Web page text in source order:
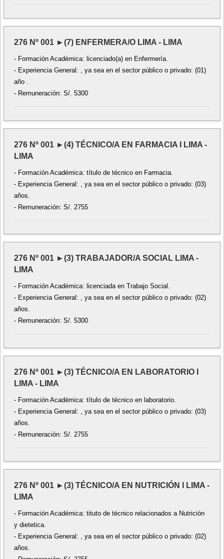
276 Nº 001 ►(7) ENFERMERA/O LIMA - LIMA
- Formación Académica: licenciado(a) en Enfermería.
- Experiencia General: , ya sea en el sector público o privado: (01)
año .
- Remuneración: S/. 5300
276 Nº 001 ►(4) TÉCNICO/A EN FARMACIA I LIMA -
LIMA
- Formación Académica: título de técnico en Farmacia.
- Experiencia General: , ya sea en el sector público o privado: (03)
años.
- Remuneración: S/. 2755
276 Nº 001 ►(3) TRABAJADOR/A SOCIAL LIMA -
LIMA
- Formación Académica: licenciada en Trabajo Social.
- Experiencia General: , ya sea en el sector público o privado: (02)
años.
- Remuneración: S/. 5300
276 Nº 001 ►(3) TÉCNICO/A EN LABORATORIO I
LIMA - LIMA
- Formación Académica: título de técnico en laboratorio.
- Experiencia General: , ya sea en el sector público o privado: (03)
años.
- Remuneración: S/. 2755
276 Nº 001 ►(3) TÉCNICO/A EN NUTRICIÓN I LIMA -
LIMA
- Formación Académica: tituto de técnico relacionados a Nutrición
y dietetica.
- Experiencia General: , ya sea en el sector público o privado: (02)
años.